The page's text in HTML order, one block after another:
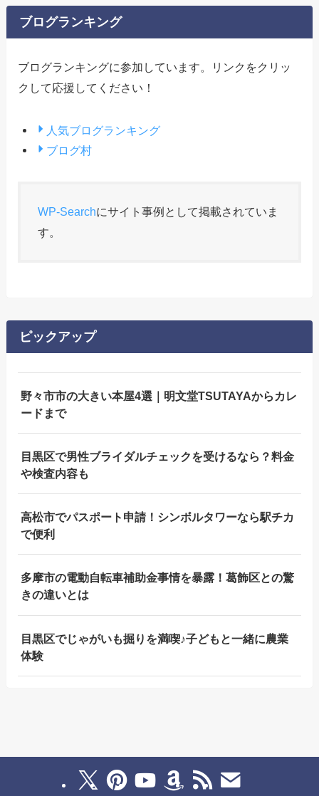
ブログランキング
ブログランキングに参加しています。リンクをクリッ
クして応援してください！
人気ブログランキング
ブログ村
WP-Searchにサイト事例として掲載されていま
す。
ピックアップ
野々市市の大きい本屋4選｜明文堂TSUTAYAからカレ
ードまで
目黒区で男性ブライダルチェックを受けるなら？料金
や検査内容も
高松市でパスポート申請！シンボルタワーなら駅チカ
で便利
多摩市の電動自転車補助金事情を暴露！葛飾区との驚
きの違いとは
目黒区でじゃがいも掘りを満喫♪子どもと一緒に農業
体験